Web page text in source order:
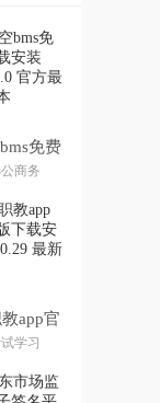
免费
安装
商务
app官
载安装
学习